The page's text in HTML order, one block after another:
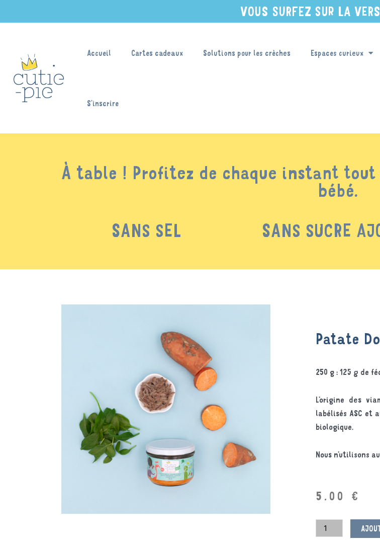
VOUS SURFEZ SUR LA
Accueil Cartes cadeaux Solutions pour les crèches Espaces curieux
S’inscrire
À table ! Profitez de chaque instant
bébé.
SANS SEL
SANS SUCRE
Patate
250 g : 125 g de
L’origine des
labélisés ASC et
biologique.
Nous n’utilisons
5.00 €